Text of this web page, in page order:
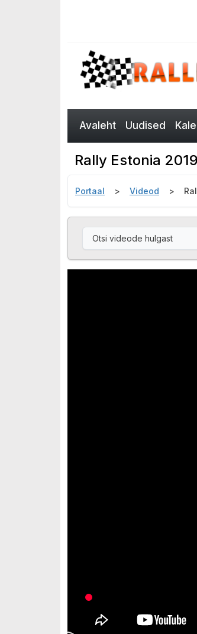
Avaleht Uudised
Rally Estonia
Portaal Videod